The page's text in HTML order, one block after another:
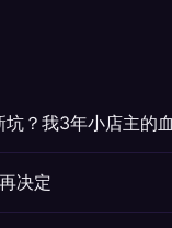
？我3年小店主的
决定